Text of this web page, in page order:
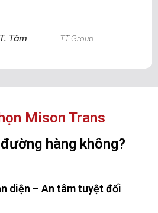
Tâm TT Group
Mison Trans
hàng không?
diện – An tâm tuyệt đối